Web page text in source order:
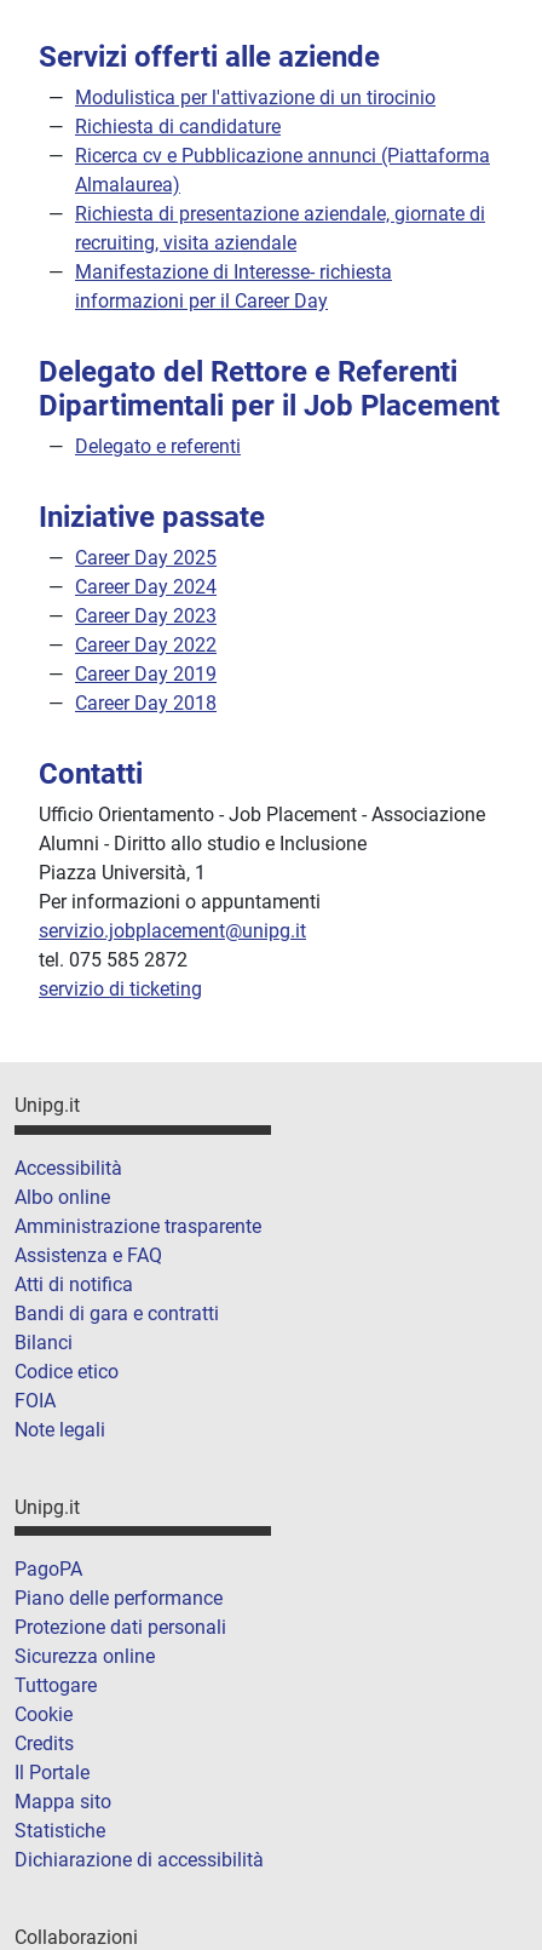
Servizi offerti alle aziende
Modulistica per l'attivazione di un tirocinio
Richiesta di candidature
Ricerca cv e Pubblicazione annunci (Piattaforma
Almalaurea)
Richiesta di presentazione aziendale, giornate di
recruiting, visita aziendale
Manifestazione di Interesse- richiesta
informazioni per il Career Day
Delegato del Rettore e Referenti
Dipartimentali per il Job Placement
Delegato e referenti
Iniziative passate
Career Day 2025
Career Day 2024
Career Day 2023
Career Day 2022
Career Day 2019
Career Day 2018
Contatti
Ufficio Orientamento - Job Placement - Associazione
Alumni - Diritto allo studio e Inclusione
Piazza Università, 1
Per informazioni o appuntamenti
servizio.jobplacement@unipg.it
tel. 075 585 2872
servizio di ticketing
Unipg.it
Accessibilità
Albo online
Amministrazione trasparente
Assistenza e FAQ
Atti di notifica
Bandi di gara e contratti
Bilanci
Codice etico
FOIA
Note legali
Unipg.it
PagoPA
Piano delle performance
Protezione dati personali
Sicurezza online
Tuttogare
Cookie
Credits
Il Portale
Mappa sito
Statistiche
Dichiarazione di accessibilità
Collaborazioni